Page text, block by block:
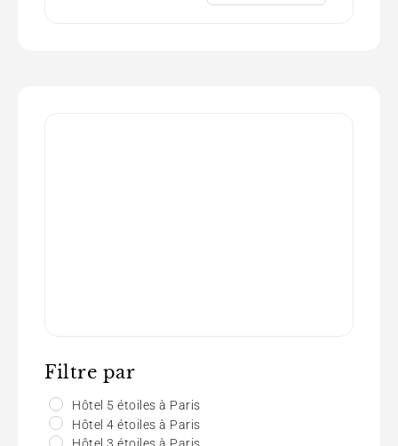
Filtre par
Hôtel 5 étoiles à Paris
Hôtel 4 étoiles à Paris